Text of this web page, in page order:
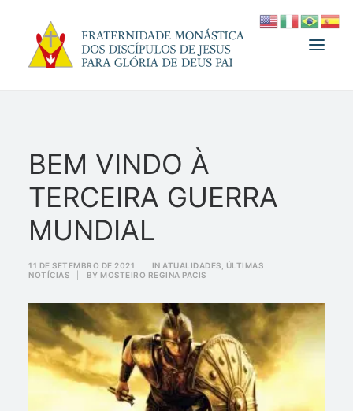
FUNDADOR
MEDJUGORJE
ESPIRITUALIDADE
INFORMATIVO
DOAÇÃO
LOJA
BEM VINDO À
TERCEIRA GUERRA
MUNDIAL
11 DE SETEMBRO DE 2021 IN ATUALIDADES ÚLTIMAS
NOTÍCIAS
BY MOSTEIRO REGINA PACIS